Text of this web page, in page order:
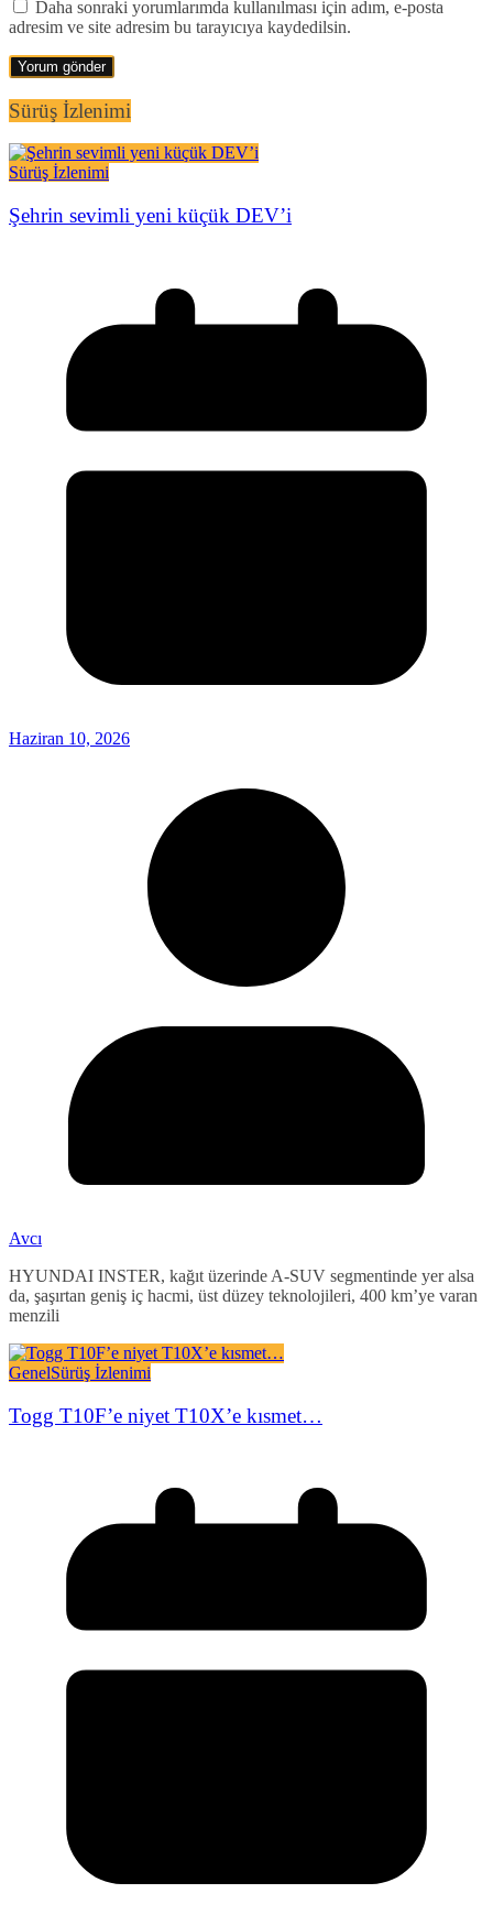
Daha sonraki yorumlarımda kullanılması için adım, e-posta
adresim ve site adresim bu tarayıcıya kaydedilsin.
Sürüş İzlenimi
Sürüş İzlenimi
Şehrin sevimli yeni küçük DEV’i
Haziran 10, 2026
Avcı
HYUNDAI INSTER, kağıt üzerinde A-SUV segmentinde yer alsa
da, şaşırtan geniş iç hacmi, üst düzey teknolojileri, 400 km’ye varan
menzili
GenelSürüş İzlenimi
Togg T10F’e niyet T10X’e kısmet…